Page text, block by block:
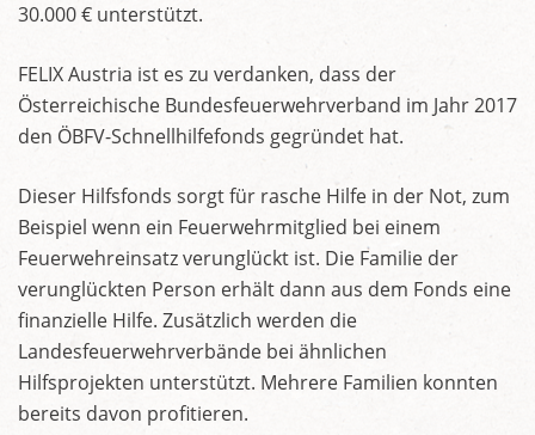
30.000 € unterstützt.
FELIX Austria ist es zu verdanken, dass der
Österreichische Bundesfeuerwehrverband im Jahr 2017
den ÖBFV-Schnellhilfefonds gegründet hat.
Dieser Hilfsfonds sorgt für rasche Hilfe in der Not, zum
Beispiel wenn ein Feuerwehrmitglied bei einem
Feuerwehreinsatz verunglückt ist. Die Familie der
verunglückten Person erhält dann aus dem Fonds eine
finanzielle Hilfe. Zusätzlich werden die
Landesfeuerwehrverbände bei ähnlichen
Hilfsprojekten unterstützt. Mehrere Familien konnten
bereits davon profitieren.